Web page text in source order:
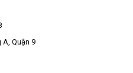
Quận 9